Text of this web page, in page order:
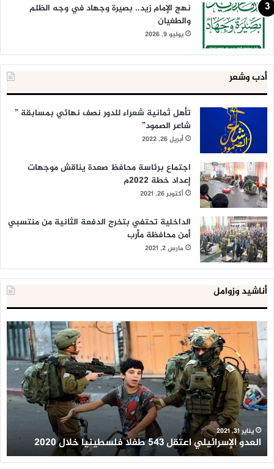
نهج الإمام زيد.. بصيرة وجهاد في وجه الظلم
والطغيان
يوليو 9, 2026
أدب وشعر
تأهل ثمانية شعراء للدور نصف نهائي بمسابقة ”
شاعر الصمود”
أبريل 26, 2022
اجتماع برئاسة محافظ صعدة يناقش موجهات
إعداد خطة 2022م
أكتوبر 26, 2021
الداخلية تحتفي بتخرج الدفعة الثانية من منتسبي
أمن محافظة مأرب
مارس 2, 2021
أناشيد وزوامل
الداخلية
المصرية
تعلن
إحباط
‘مخطط
كبير’
للإخوان
المسلمين
يوليو 23, 2020
الداخلية المصرية تعلن إحباط ‘مخطط كبير’ للإخوان
المسلمين